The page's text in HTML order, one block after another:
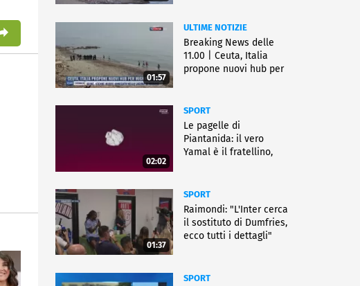
01:57
ULTIME NOTIZIE
Breaking News delle
11.00 | Ceuta, Italia
propone nuovi hub per
02:02
SPORT
Le pagelle di
Piantanida: il vero
Yamal è il fratellino,
01:37
SPORT
Raimondi: "L'Inter cerca
il sostituto di Dumfries,
ecco tutti i dettagli"
SPORT